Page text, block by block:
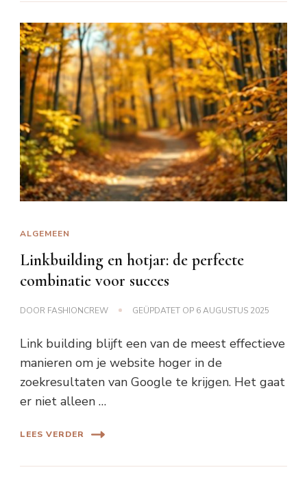
ALGEMEEN
Linkbuilding en hotjar: de perfecte
combinatie voor succes
DOOR FASHIONCREW GEÜPDATET OP 6 AUGUSTUS 2025
Link building blijft een van de meest effectieve
manieren om je website hoger in de
zoekresultaten van Google te krijgen. Het gaat
er niet alleen …
LEES VERDER